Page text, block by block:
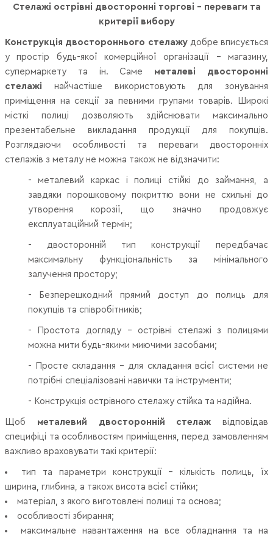
Стелажі острівні двосторонні торгові – переваги та
критерії вибору
Конструкція двостороннього стелажудобре вписується
у простір будь-якої комерційної організації – магазину,
супермаркету та ін. Саме металеві двосторонні
стелажі найчастіше використовують для зонування
приміщення на секції за певними групами товарів. Широкі
місткі полиці дозволяють здійснювати максимально
презентабельне викладання продукції для покупців.
Розглядаючи особливості та переваги двосторонніх
стелажів з металу не можна також не відзначити:
- металевий каркас і полиці стійкі до займання, а
завдяки порошковому покриттю вони не схильні до
утворення корозії, що значно продовжує
експлуатаційний термін;
- двосторонній тип конструкції передбачає
максимальну функціональність за мінімального
залучення простору;
- Безперешкодний прямий доступ до полиць для
покупців та співробітників;
- Простота догляду - острівні стелажі з полицями
можна мити будь-якими миючими засобами;
- Просте складання - для складання всієї системи не
потрібні спеціалізовані навички та інструменти;
- Конструкція острівного стелажу стійка та надійна.
Щоб металевий двосторонній стелаж відповідав
специфіці та особливостям приміщення, перед замовленням
важливо враховувати такі критерії:
тип та параметри конструкції – кількість полиць, їх
ширина, глибина, а також висота всієї стійки;
матеріал, з якого виготовлені полиці та основа;
особливості збирання;
максимальне навантаження на все обладнання та на